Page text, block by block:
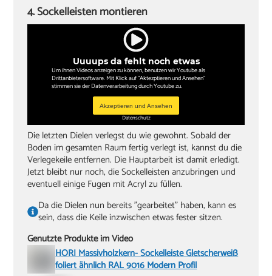
Uuuups da fehlt noch etwas
Um ihnen Videos anzeigen zu können, benutzen wir Youtube als
Drittanbietersoftware. Mit Klick auf "Aktezptieren und Ansehen"
stimmen sie der Datenverarbeitung durch Youtube zu.
Akzeptieren und Ansehen
Datenschutz
4. Sockelleisten montieren
Die letzten Dielen verlegst du wie gewohnt. Sobald der
Boden im gesamten Raum fertig verlegt ist, kannst du die
Verlegekeile entfernen. Die Hauptarbeit ist damit erledigt.
Jetzt bleibt nur noch, die Sockelleisten anzubringen und
eventuell einige Fugen mit Acryl zu füllen.
Da die Dielen nun bereits "gearbeitet" haben, kann es
sein, dass die Keile inzwischen etwas fester sitzen.
Genutzte Produkte im Video
HORI Massivholzkern- Sockelleiste Gletscherweiß
foliert ähnlich RAL 9016 Modern Profil